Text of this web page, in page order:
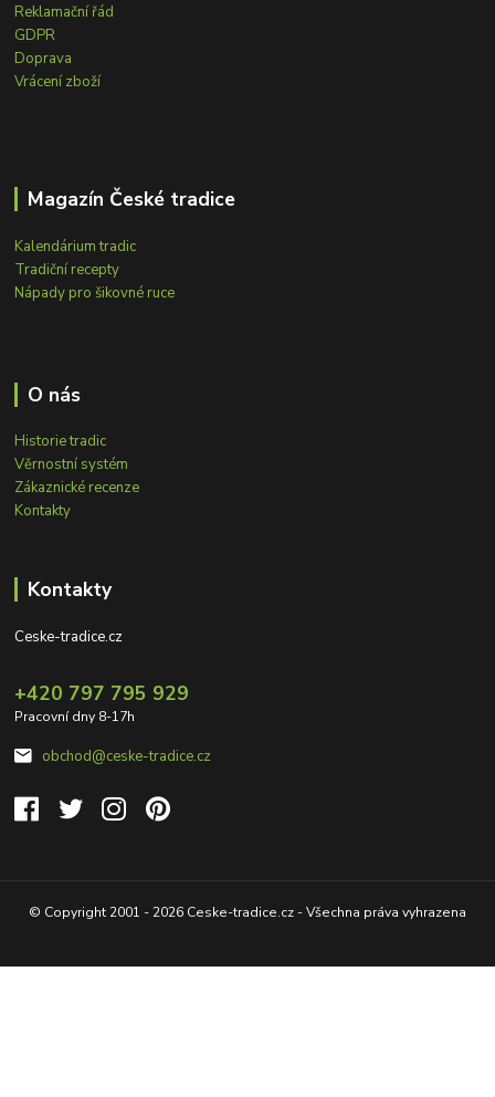
Reklamační řád
GDPR
Doprava
Vrácení zboží
Magazín České tradice
Kalendárium tradic
Tradiční recepty
Nápady pro šikovné ruce
O nás
Historie tradic
Věrnostní systém
Zákaznické recenze
Kontakty
Kontakty
Ceske-tradice.cz
+420 797 795 929
Pracovní dny 8-17h
obchod@ceske-tradice.cz
© Copyright 2001 - 2026 Ceske-tradice.cz - Všechna práva vyhrazena